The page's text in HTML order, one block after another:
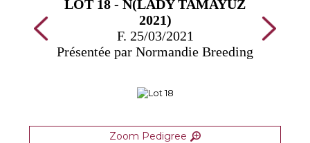
LOT 18 - N(LADY TAMAYUZ
2021)
F. 25/03/2021
Présentée par Normandie Breeding
Zoom Pedigree